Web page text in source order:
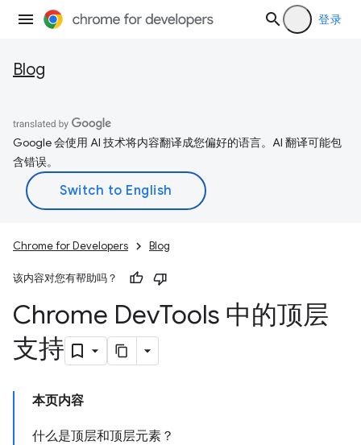
登录
Blog
Google 会使用 AI 技术将内容翻译成您偏好的语言。AI 翻译可能包
含错误。
Chrome for Developers Blog
该内容对您有帮助吗？
Chrome DevTools 中的顶层
支持
本页内容
什么是顶层和顶层元素？